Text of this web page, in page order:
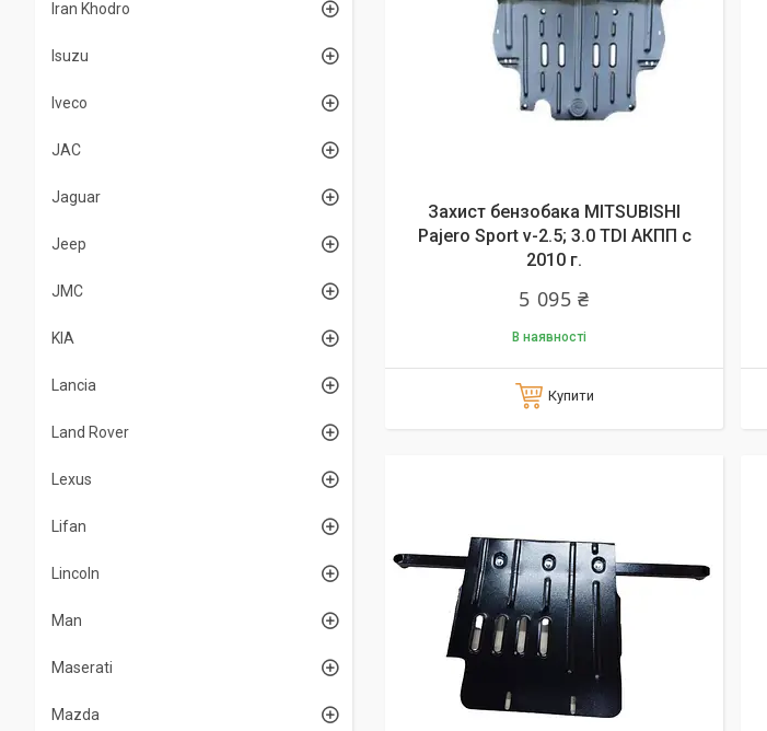
Захист бензобака MITSUBISHI
Pajero Sport v-2.5; 3.0 TDI АКПП c
2010 г.
5 095 ₴
В наявності
Купити
Iran Khodro
Isuzu
Iveco
JAC
Jaguar
Jeep
JMC
KIA
Lancia
Land Rover
Lexus
Lifan
Lincoln
Man
Maserati
Mazda